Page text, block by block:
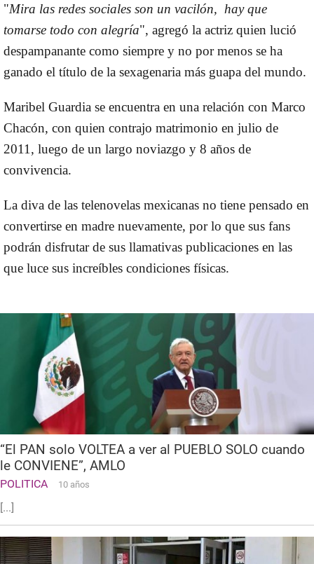
"Mira las redes sociales son un vacilón, hay que
tomarse todo con alegría", agregó la actriz quien lució
despampanante como siempre y no por menos se ha
ganado el título de la sexagenaria más guapa del mundo.
Maribel Guardia se encuentra en una relación con Marco
Chacón, con quien contrajo matrimonio en julio de
2011, luego de un largo noviazgo y 8 años de
convivencia.
La diva de las telenovelas mexicanas no tiene pensado en
convertirse en madre nuevamente, por lo que sus fans
podrán disfrutar de sus llamativas publicaciones en las
que luce sus increíbles condiciones físicas.
“El PAN solo VOLTEA a ver al PUEBLO SOLO cuando
le CONVIENE”, AMLO
POLITICA 10 años
[...]